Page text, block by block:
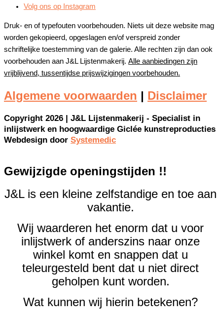
Volg ons op Instagram
Druk- en of typefouten voorbehouden. Niets uit deze website mag
worden gekopieerd, opgeslagen en/of verspreid zonder
schriftelijke toestemming van de galerie. Alle rechten zijn dan ook
voorbehouden aan J&L Lijstenmakerij. Alle aanbiedingen zijn
vrijblijvend, tussentijdse prijswijzigingen voorbehouden.
Algemene voorwaarden Disclaimer
Copyright 2026 | J&L Lijstenmakerij - Specialist in
inlijstwerk en hoogwaardige Giclée kunstreproducties
Webdesign door Systemedic
Gewijzigde openingstijden !!
J&L is een kleine zelfstandige en toe aan
vakantie.
Wij waarderen het enorm dat u voor
inlijstwerk of anderszins naar onze
winkel komt en snappen dat u
teleurgesteld bent dat u niet direct
geholpen kunt worden.
Wat kunnen wij hierin betekenen?